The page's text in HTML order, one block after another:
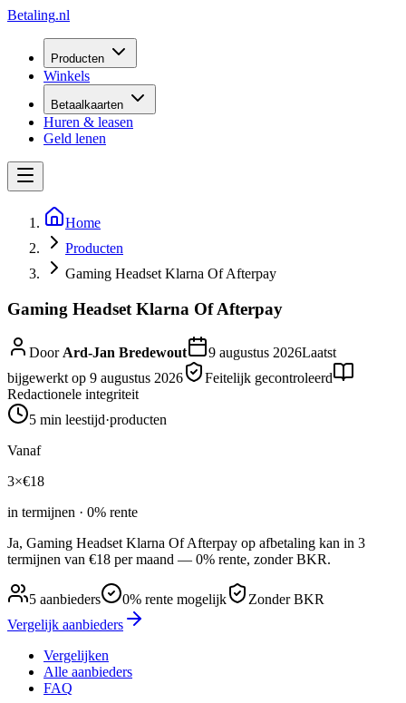
Betaling.nl
Producten
Winkels
Betaalkaarten
Huren & leasen
Geld lenen
Home
Producten
Gaming Headset Klarna Of Afterpay
Gaming Headset Klarna Of Afterpay
DoorArd-Jan Bredewout 9 augustus 2026Laatst
bijgewerkt op 9 augustus 2026
Feitelijk gecontroleerd
Redactionele integriteit
5 min leestijd·producten
Vanaf
3×€18
in termijnen · 0% rente
Ja, Gaming Headset Klarna Of Afterpay op afbetaling kan in 3
termijnen van €18 per maand — 0% rente, zonder BKR.
5 aanbieders 0% rente mogelijk
Zonder BKR
Vergelijk aanbieders
Vergelijken
Alle aanbieders
FAQ